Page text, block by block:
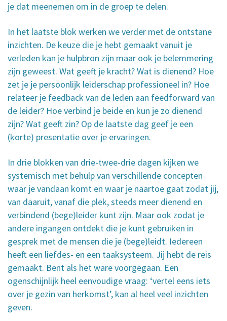
je dat meenemen om in de groep te delen.
In het laatste blok werken we verder met de ontstane
inzichten. De keuze die je hebt gemaakt vanuit je
verleden kan je hulpbron zijn maar ook je belemmering
zijn geweest. Wat geeft je kracht? Wat is dienend? Hoe
zet je je persoonlijk leiderschap professioneel in? Hoe
relateer je feedback van de leden aan feedforward van
de leider? Hoe verbind je beide en kun je zo dienend
zijn? Wat geeft zin? Op de laatste dag geef je een
(korte) presentatie over je ervaringen.
In drie blokken van drie-twee-drie dagen kijken we
systemisch met behulp van verschillende concepten
waar je vandaan komt en waar je naartoe gaat zodat jij,
van daaruit, vanaf die plek, steeds meer dienend en
verbindend (bege)leider kunt zijn. Maar ook zodat je
andere ingangen ontdekt die je kunt gebruiken in
gesprek met de mensen die je (bege)leidt. Iedereen
heeft een liefdes- en een taaksysteem. Jij hebt de reis
gemaakt. Bent als het ware voorgegaan. Een
ogenschijnlijk heel eenvoudige vraag: ‘vertel eens iets
over je gezin van herkomst’, kan al heel veel inzichten
geven.